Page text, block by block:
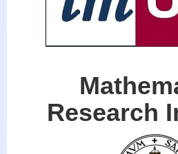
Research